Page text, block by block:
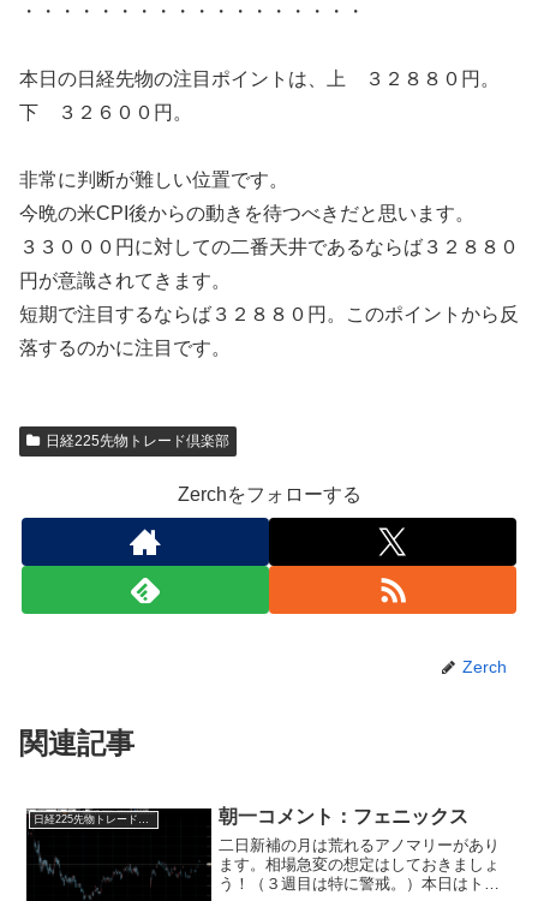
・・・・・・・・・・・・・・・・・・
本日の日経先物の注目ポイントは、上 ３２８８０円。
下 ３２６００円。
非常に判断が難しい位置です。
今晩の米CPI後からの動きを待つべきだと思います。
３３０００円に対しての二番天井であるならば３２８８０
円が意識されてきます。
短期で注目するならば３２８８０円。このポイントから反
落するのかに注目です。
日経225先物トレード倶楽部
Zerchをフォローする
Zerch
関連記事
日経225先物トレード倶楽部 朝一コメント：フェニックス
二日新補の月は荒れるアノマリーがあり
ます。相場急変の想定はしておきましょ
う！（３週目は特に警戒。）本日はトラ